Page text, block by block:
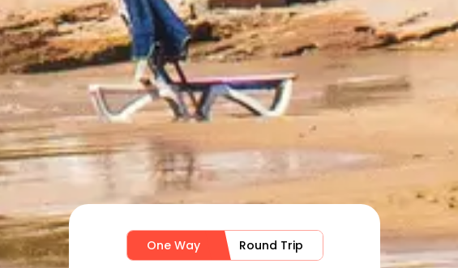
One Way Round Trip